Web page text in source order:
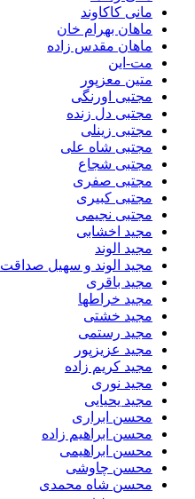
مانی کاکاوند
ماهان بهرام خان
ماهان مقدس زاده
مت-این
متین معزپور
مجتبی اورنگی
مجتبی دل زنده
مجتبی زینلی
مجتبی شاه علی
مجتبی شجاع
مجتبی صفری
مجتبی کبیری
مجتبی نجیمی
مجید اخشابی
مجید الوند‎
مجید الوند و سهیل صداقت
مجید باقری
مجید خراطها
مجید خشتی
مجید رستمی
مجید عزیزپور
مجید کریم زاده
مجید نوری
مجید یحیایی
محسن ابراری
محسن ابراهیم زاده
محسن ابراهیمی
محسن چاوشی
محسن شاه محمدی